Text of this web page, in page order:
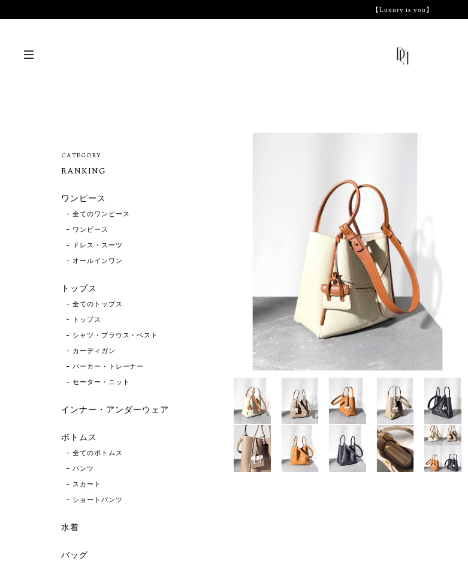
【Luxury is you】
CATEGORY
RANKING
ワンピース
全てのワンピース
ワンピース
ドレス・スーツ
オールインワン
トップス
全てのトップス
トップス
シャツ・ブラウス・ベスト
カーディガン
パーカー・トレーナー
セーター・ニット
インナー・アンダーウェア
ボトムス
全てのボトムス
パンツ
スカート
ショートパンツ
水着
バッグ